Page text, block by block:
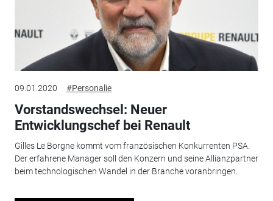
09.01.2020 #Personalie
Vorstandswechsel: Neuer
Entwicklungschef bei Renault
Gilles Le Borgne kommt vom französischen Konkurrenten PSA.
Der erfahrene Manager soll den Konzern und seine Allianzpartner
beim technologischen Wandel in der Branche voranbringen.